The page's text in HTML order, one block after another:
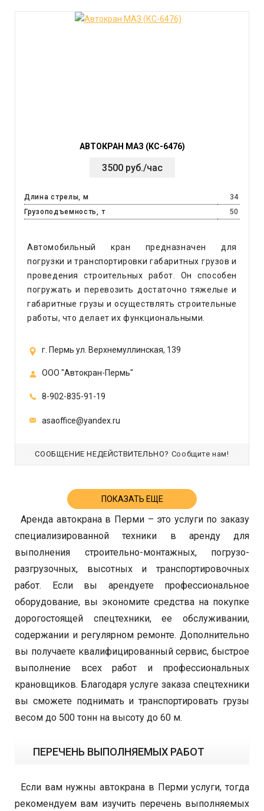
АВТОКРАН МАЗ (КС-6476)
3500 руб./час
Длина стрелы, м
34
Грузоподъемность, т
50
Автомобильный кран предназначен для
погрузки и транспортировки габаритных грузов и
проведения строительных работ. Он способен
погружать и перевозить достаточно тяжелые и
габаритные грузы и осуществлять строительные
работы, что делает их функциональными.
г. Пермь ул. Верхнемуллинская, 139
ООО "Автокран-Пермь"
8-902-835-91-19
asaoffice@yandex.ru
СООБЩЕНИЕ НЕДЕЙСТВИТЕЛЬНО? Сообщите нам!
ПОКАЗАТЬ ЕЩЕ
Аренда автокрана в Перми – это услуги по заказу
специализированной техники в аренду для
выполнения строительно-монтажных, погрузо-
разгрузочных, высотных и транспортировочных
работ. Если вы арендуете профессиональное
оборудование, вы экономите средства на покупке
дорогостоящей спецтехники, ее обслуживании,
содержании и регулярном ремонте. Дополнительно
вы получаете квалифицированный сервис, быстрое
выполнение всех работ и профессиональных
крановщиков. Благодаря услуге заказа спецтехники
вы сможете поднимать и транспортировать грузы
весом до 500 тонн на высоту до 60 м.
ПЕРЕЧЕНЬ ВЫПОЛНЯЕМЫХ РАБОТ
Если вам нужны автокрана в Перми услуги, тогда
рекомендуем вам изучить перечень выполняемых